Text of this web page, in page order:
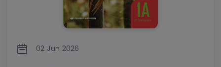
02 Jun 2026